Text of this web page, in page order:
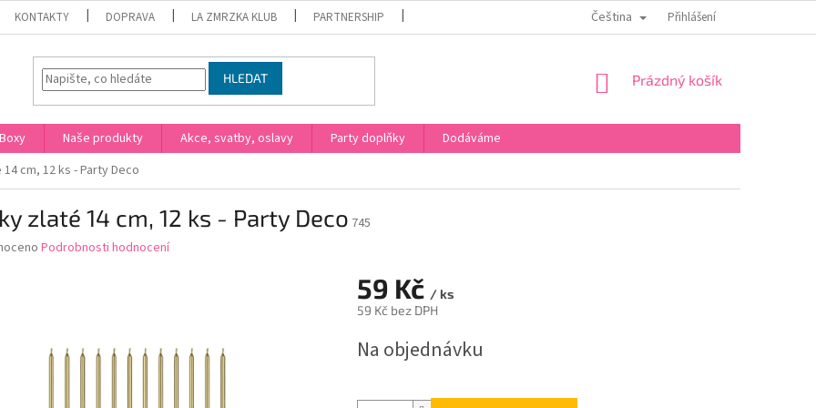
KONTAKTY DOPRAVA LA ZMRZKA KLUB PARTNERSHIP PODMÍNKY OCHRANY OSOBNÍCH ÚDAJŮ
Čeština Přihlášení
HLEDAT
NÁKUPNÍ
Prázdný košík
Boxy Naše produkty Akce, svatby, oslavy Party doplňky
Dodáváme
cm, 12 ks - Party Deco
zlaté 14 cm, 12 ks - Party Deco 745
Podrobnosti hodnocení
59 Kč / ks
59 Kč bez DPH
cena:
Na objednávku